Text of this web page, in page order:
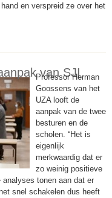
en verspreid ze over het
van SJI
Professor Herman
Goossens van het
UZA looft de
aanpak van de twee
besturen en de
scholen. “Het is
eigenlijk
merkwaardig dat er
zo weinig positieve
analyses tonen aan dat er
snel schakelen dus heeft